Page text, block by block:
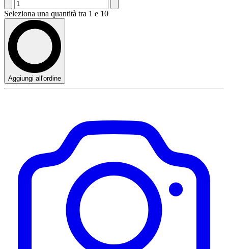
Seleziona una quantità tra 1 e 10
Aggiungi all'ordine